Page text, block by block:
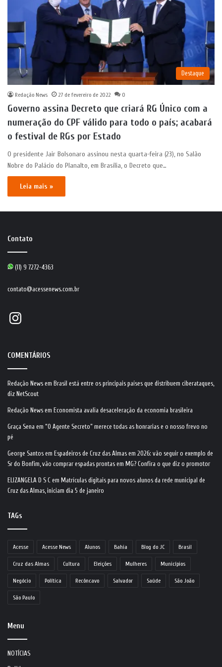
Destaque
Redação News 27 de fevereiro de 2022 0
Governo assina Decreto que criará RG Único com a
numeração do CPF válido para todo o país; acabará
o festival de RGs por Estado
O presidente Jair Bolsonaro assinou nesta quarta-feira (23), no Salão
Nobre do Palácio do Planalto, em Brasília, o Decreto que…
Leia mais »
Contato
(11) 9 7272-4363
contato@acessenews.com.br
Instagram
COMENTÁRIOS
Redação News em Brasil está entre os principais países que distribuem ciberataques,
diz NetScout
Redação News em Economista avalia desaceleração da economia brasileira
Graça Sena em “O Agente Secreto” merece todas as honrarias e o nosso frevo no
pé
George Santos em Espadeiros de Cruz das Almas em 2026: vão seguir o exemplo de
Sr do Bonfim, vão comprar espadas prontas em MG? Confira o que diz o promotor
ELIZANGELA D S C em Matrículas digitais para novos alunos da rede municipal de
Cruz das Almas, iniciam dia 5 de janeiro
TAGs
Acesse Acesse News Alunos Bahia Blog do JC Brasil
Cruz das Almas Cultura Eleições Mulheres Municípios
Negócio Política Recôncavo Salvador Saúde São João
São Paulo
Menu
NOTÍCIAS